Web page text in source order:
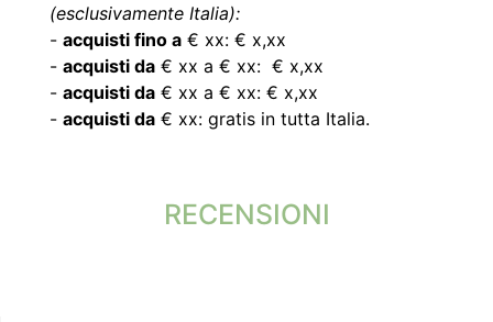
(esclusivamente Italia):
- acquisti fino a € xx: € x,xx
- acquisti da € xx a € xx: € x,xx
- acquisti da € xx a € xx: € x,xx
- acquisti da € xx: gratis in tutta Italia.
RECENSIONI